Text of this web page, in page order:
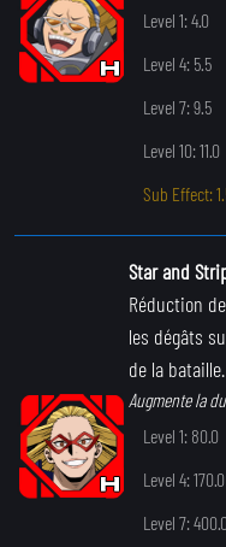
Level 1: 4.0
Level 4: 5.5
Level 7: 9.5
Level 10: 11.0
Sub Effect:
Star and
Réduction
les dégâts
de la bataille.
Augmente la
Level 1: 80.0
Level 4: 170.0
Level 7: 400.0